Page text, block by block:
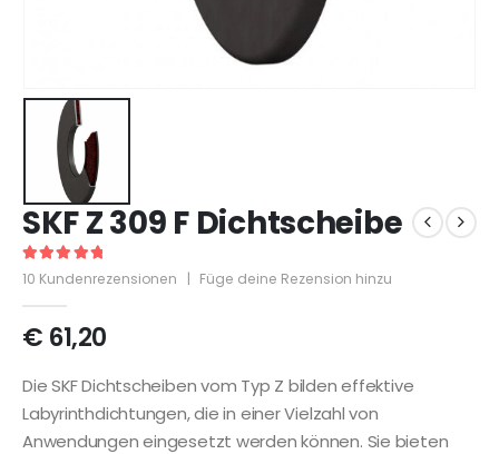
SKF Z 309 F Dichtscheibe
5out of 5
10 Kundenrezensionen | Füge deine Rezension hinzu
€ 61,20
Die SKF Dichtscheiben vom Typ Z bilden effektive
Labyrinthdichtungen, die in einer Vielzahl von
Anwendungen eingesetzt werden können. Sie bieten